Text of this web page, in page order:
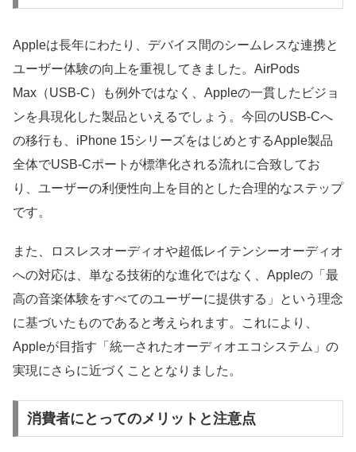
Appleは長年にわたり、デバイス間のシームレスな連携と
ユーザー体験の向上を重視してきました。AirPods
Max（USB-C）も例外ではなく、Appleの一貫したビジョ
ンを具現化した製品といえるでしょう。今回のUSB-Cへ
の移行も、iPhone 15シリーズをはじめとするApple製品
全体でUSB-Cポートが標準化される流れに合致してお
り、ユーザーの利便性向上を目的とした合理的なステップ
です。
また、ロスレスオーディオや超低レイテンシーオーディオ
への対応は、単なる技術的な進化ではなく、Appleの「最
高の音楽体験をすべてのユーザーに提供する」という理念
に基づいたものであると考えられます。これにより、
Appleが目指す「統一されたオーディオエコシステム」の
実現にさらに近づくこととなりました。
消費者にとってのメリットと注意点